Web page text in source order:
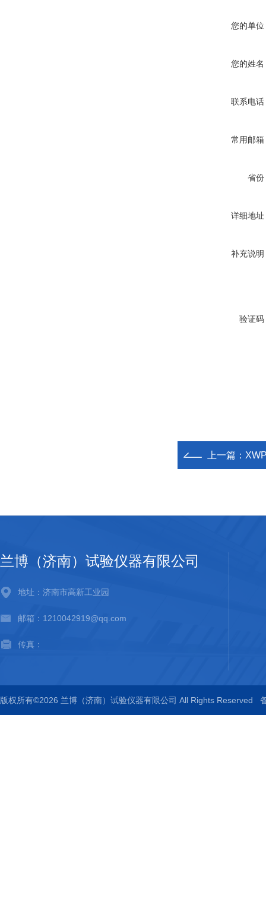
您的单位
您的姓名
联系电话
常用邮箱
省份
详细地址
补充说明
验证码
上一篇：
兰博（济南）试验仪器有限公司
地址：济南市高新工业园
邮箱：1210042919@qq.com
传真：
版权所有©2026 兰博（济南）试验仪器有限公司 All Rights Reserved